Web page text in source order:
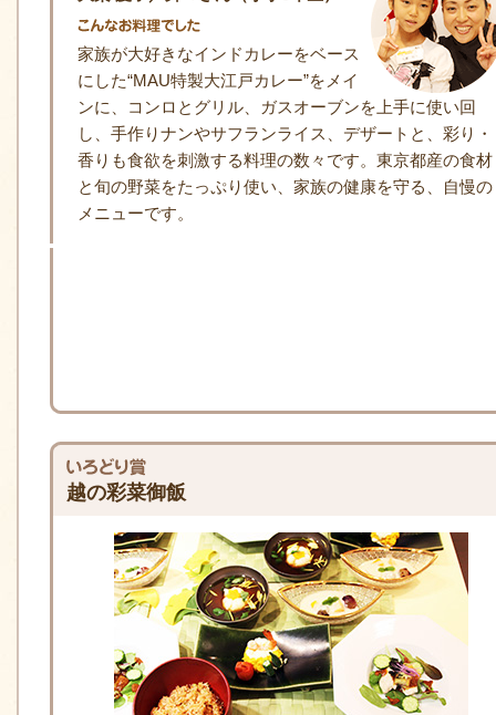
家族が大好きなインドカレーをベース
にした“MAU特製大江戸カレー”をメイ
ンに、コンロとグリル、ガスオーブンを上手に使い回
し、手作りナンやサフランライス、デザートと、彩り・
香りも食欲を刺激する料理の数々です。東京都産の食材
と旬の野菜をたっぷり使い、家族の健康を守る、自慢の
メニューです。
越の彩菜御飯